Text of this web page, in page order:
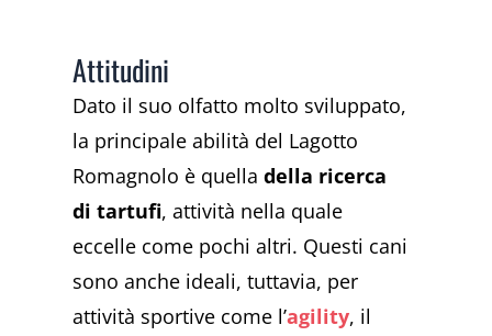
Attitudini
Dato il suo olfatto molto sviluppato,
la principale abilità del Lagotto
Romagnolo è quelladella ricerca
di tartufi, attività nella quale
eccelle come pochi altri. Questi cani
sono anche ideali, tuttavia, per
attività sportive come l’agility, il